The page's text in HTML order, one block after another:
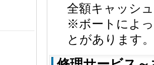
全額キャッシ
※ボートによ
とがあります。